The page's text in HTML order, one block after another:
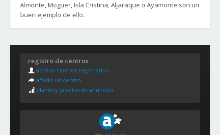
Almonte, Moguer, Isla Cristina, Aljaraque o Ayamonte son un
buen ejemplo de ello.
2. Molino de la Vega, La Navidad, Las Colonias, Santa Lucía,
Cardeñas.
3. El Carmen, La Orden, Santa Marta, Parque Moret-Ciudad
Deportiva, Alcalde Diego Sayago (El torrejón), Príncipe Felipe.
Santa María del Pilar, Jardines Sierra de Huelva, La Florida,
5. San Antonio, Las Adoratrices, Las tres ventanas.
registro de centros
acceso centros registrados
añadir un centro
planes y precios de anuncios